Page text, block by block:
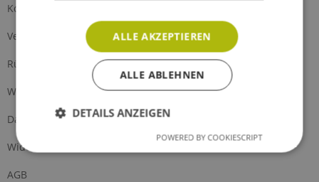
Kontakt
Versand und Zahlung
Rückgabe
Widerrufsrecht
Datenschutz
Widerrufsformular
AGB
ALLE AKZEPTIEREN
ALLE ABLEHNEN
DETAILS ANZEIGEN
POWERED BY COOKIESCRIPT